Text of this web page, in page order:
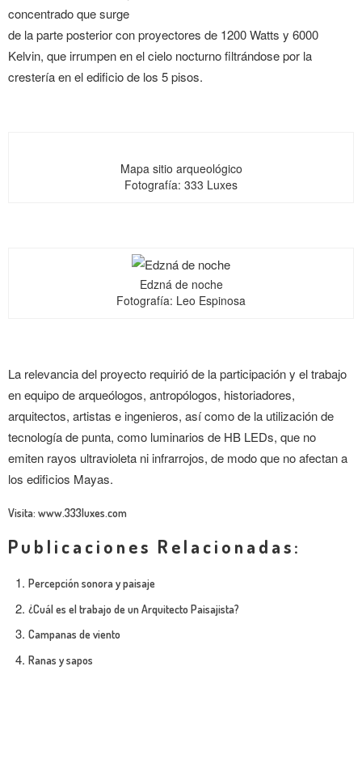
concentrado que surge
de la parte posterior con proyectores de 1200 Watts y 6000
Kelvin, que irrumpen en el cielo nocturno filtrándose por la
crestería en el edificio de los 5 pisos.
Mapa sitio arqueológico
Fotografía: 333 Luxes
Edzná de noche
Fotografía: Leo Espinosa
La relevancia del proyecto requirió de la participación y el trabajo
en equipo de arqueólogos, antropólogos, historiadores,
arquitectos, artistas e ingenieros, así como de la utilización de
tecnología de punta, como luminarios de HB LEDs, que no
emiten rayos ultravioleta ni infrarrojos, de modo que no afectan a
los edificios Mayas.
Visita: www.333luxes.com
Publicaciones Relacionadas:
Percepción sonora y paisaje
¿Cuál es el trabajo de un Arquitecto Paisajista?
Campanas de viento
Ranas y sapos